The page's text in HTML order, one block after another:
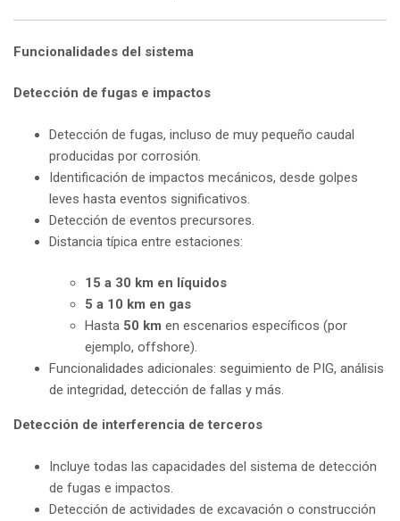
Funcionalidades del sistema
Detección de fugas e impactos
Detección de fugas, incluso de muy pequeño caudal
producidas por corrosión.
Identificación de impactos mecánicos, desde golpes
leves hasta eventos significativos.
Detección de eventos precursores.
Distancia típica entre estaciones:
15 a 30 km en líquidos
5 a 10 km en gas
Hasta 50 km en escenarios específicos (por
ejemplo, offshore).
Funcionalidades adicionales: seguimiento de PIG, análisis
de integridad, detección de fallas y más.
Detección de interferencia de terceros
Incluye todas las capacidades del sistema de detección
de fugas e impactos.
Detección de actividades de excavación o construcción